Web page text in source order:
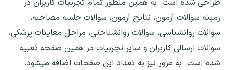
زمینه سوالات آزمون، نتایج آزمون، سوالات جلسه مصاحبه،
سوالات روانشناسی، سوالات روانشناختی، مراحل معاینات پزشکی،
سوالات ارسالی کاربران و سایر تجربیات در همین صفحه تعبیه
شده است. به مرور نیز به تعداد این صفحات اضافه میشود.